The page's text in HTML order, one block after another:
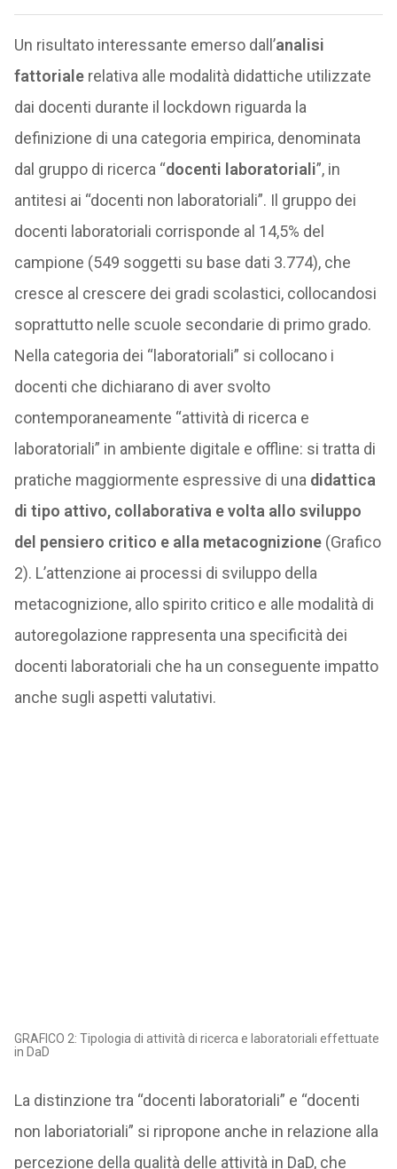
Un risultato interessante emerso dall’analisi
fattoriale relativa alle modalità didattiche utilizzate
dai docenti durante il lockdown riguarda la
definizione di una categoria empirica, denominata
dal gruppo di ricerca “docenti laboratoriali”, in
antitesi ai “docenti non laboratoriali”. Il gruppo dei
docenti laboratoriali corrisponde al 14,5% del
campione (549 soggetti su base dati 3.774), che
cresce al crescere dei gradi scolastici, collocandosi
soprattutto nelle scuole secondarie di primo grado.
Nella categoria dei “laboratoriali” si collocano i
docenti che dichiarano di aver svolto
contemporaneamente “attività di ricerca e
laboratoriali” in ambiente digitale e offline: si tratta di
pratiche maggiormente espressive di una didattica
di tipo attivo, collaborativa e volta allo sviluppo
del pensiero critico e alla metacognizione(Grafico
2). L’attenzione ai processi di sviluppo della
metacognizione, allo spirito critico e alle modalità di
autoregolazione rappresenta una specificità dei
docenti laboratoriali che ha un conseguente impatto
anche sugli aspetti valutativi.
GRAFICO 2: Tipologia di attività di ricerca e laboratoriali effettuate
in DaD
La distinzione tra “docenti laboratoriali” e “docenti
non laboriatoriali” si ripropone anche in relazione alla
percezione della qualità delle attività in DaD, che